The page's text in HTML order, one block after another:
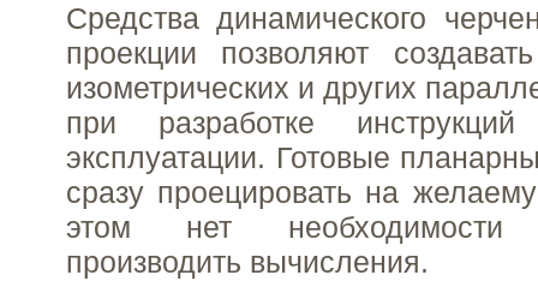
Средства динамического
проекции позволяют
изометрических и других
при разработке
эксплуатации. Готовые
сразу проецировать на
этом нет необходимости
производить вычисления.